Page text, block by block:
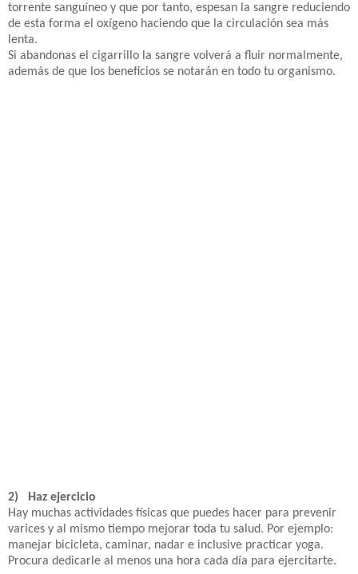
torrente sanguíneo y que por tanto, espesan la sangre reduciendo
de esta forma el oxígeno haciendo que la circulación sea más
lenta.
Si abandonas el cigarrillo la sangre volverá a fluir normalmente,
además de que los beneficios se notarán en todo tu organismo.
2) Haz ejercicio
Hay muchas actividades físicas que puedes hacer para prevenir
varices y al mismo tiempo mejorar toda tu salud. Por ejemplo:
manejar bicicleta, caminar, nadar e inclusive practicar yoga.
Procura dedicarle al menos una hora cada día para ejercitarte.